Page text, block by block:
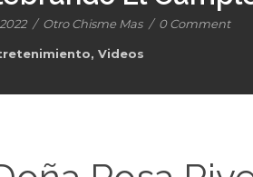
/ Otro Chisme Mas / 0 Comment
, Videos